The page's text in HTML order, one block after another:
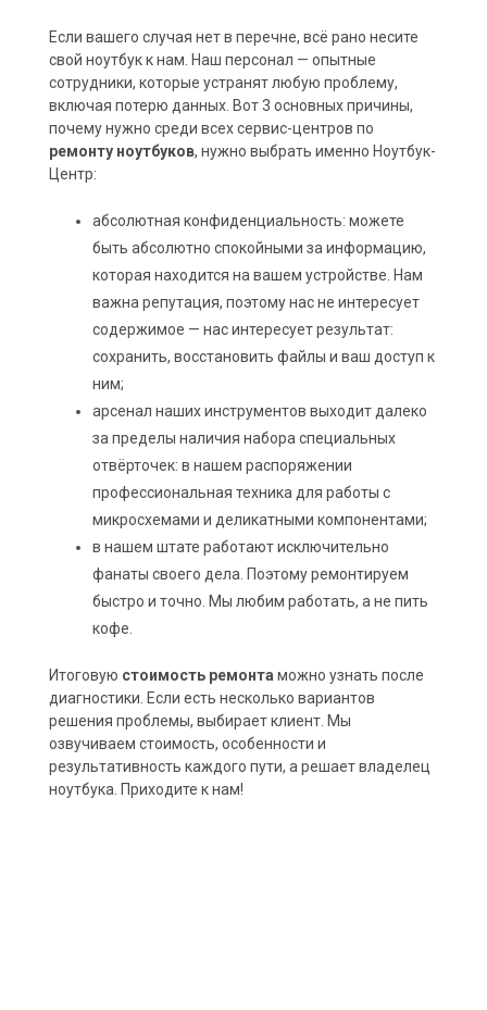
Если вашего случая нет в перечне, всё рано несите
свой ноутбук к нам. Наш персонал — опытные
сотрудники, которые устранят любую проблему,
включая потерю данных. Вот 3 основных причины,
почему нужно среди всех сервис-центров по
ремонту ноутбуков, нужно выбрать именно Ноутбук-
Центр:
абсолютная конфиденциальность: можете
быть абсолютно спокойными за информацию,
которая находится на вашем устройстве. Нам
важна репутация, поэтому нас не интересует
содержимое — нас интересует результат:
сохранить, восстановить файлы и ваш доступ к
ним;
арсенал наших инструментов выходит далеко
за пределы наличия набора специальных
отвёрточек: в нашем распоряжении
профессиональная техника для работы с
микросхемами и деликатными компонентами;
в нашем штате работают исключительно
фанаты своего дела. Поэтому ремонтируем
быстро и точно. Мы любим работать, а не пить
кофе.
Итоговую стоимость ремонта можно узнать после
диагностики. Если есть несколько вариантов
решения проблемы, выбирает клиент. Мы
озвучиваем стоимость, особенности и
результативность каждого пути, а решает владелец
ноутбука. Приходите к нам!